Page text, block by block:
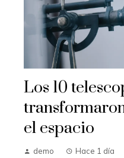
Los 10
el espacio
demo Hace 1 día